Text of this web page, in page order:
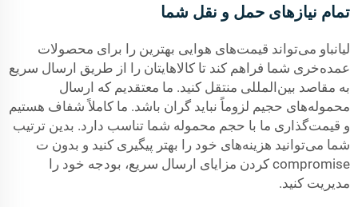
تمام نیازهای حمل و نقل شما
لیانباو می‌تواند قیمت‌های هوایی بهترین را برای محصولات
عمده‌خری شما فراهم کند تا کالاهایتان را از طریق ارسال سریع
به مقاصد بین‌المللی منتقل کنید. ما معتقدیم که ارسال
محموله‌های حجیم لزوماً نباید گران باشد. ما کاملاً شفاف هستیم
و قیمت‌گذاری ما با حجم محموله شما تناسب دارد. بدین ترتیب
شما می‌توانید هزینه‌های خود را بهتر پیگیری کنید و بدون ت
compromise کردن مزایای ارسال سریع، بودجه خود را
مدیریت کنید.